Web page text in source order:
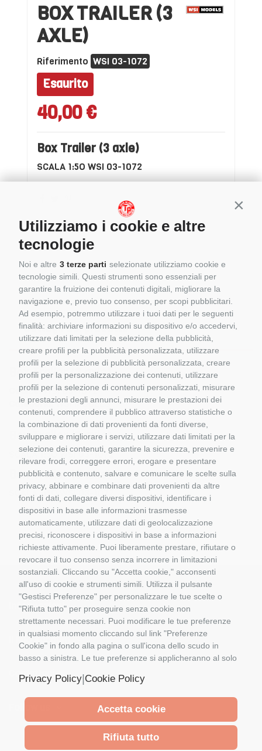
Utilizziamo i cookie e altre
tecnologie
Noi e altre 3 terze parti selezionate utilizziamo cookie e
tecnologie simili. Questi strumenti sono essenziali per
garantire la fruizione dei contenuti digitali, migliorare la
navigazione e, previo tuo consenso, per scopi pubblicitari.
Ad esempio, potremmo utilizzare i tuoi dati per le seguenti
finalità: archiviare informazioni su dispositivo e/o accedervi,
utilizzare dati limitati per la selezione della pubblicità,
creare profili per la pubblicità personalizzata, utilizzare
profili per la selezione di pubblicità personalizzata, creare
profili per la personalizzazione dei contenuti, utilizzare
profili per la selezione di contenuti personalizzati, misurare
le prestazioni degli annunci, misurare le prestazioni dei
contenuti, comprendere il pubblico attraverso statistiche o
la combinazione di dati provenienti da fonti diverse,
sviluppare e migliorare i servizi, utilizzare dati limitati per la
selezione dei contenuti, garantire la sicurezza, prevenire e
rilevare frodi, correggere errori, erogare e presentare
pubblicità e contenuto, salvare e comunicare le scelte sulla
privacy, abbinare e combinare dati provenienti da altre
fonti di dati, collegare diversi dispositivi, identificare i
dispositivi in base alle informazioni trasmesse
automaticamente, utilizzare dati di geolocalizzazione
precisi, riconoscere i dispositivi in base a informazioni
richieste attivamente. Puoi liberamente prestare, rifiutare o
revocare il tuo consenso senza incorrere in limitazioni
sostanziali. Cliccando su "Accetta cookie," acconsenti
all'uso di cookie e strumenti simili. Utilizza il pulsante
"Gestisci Preferenze" per personalizzare le tue scelte o
"Rifiuta tutto" per proseguire senza cookie non
strettamente necessari. Puoi modificare le tue preferenze
in qualsiasi momento cliccando sul link "Preferenze
Cookie" in fondo alla pagina o sull'icona dello scudo in
basso a sinistra. Le tue preferenze si applicheranno al solo
Privacy Policy Cookie Policy
Accetta cookie
Rifiuta tutto
BOX TRAILER (3
AXLE)
Riferimento WSI 03-1072
Esaurito
40,00 €
Box Trailer (3 axle)
SCALA 1:5O WSI 03-1072
Dettagli del prodotto
Box Trailer (3 axle)
Codice: WSI 03-1072
Categoria:WSI MODELS
Box Trailer (3 axle)
SCALA 1:5O WSI 03-1072
Box Trailer (3 axle)
SCALA 1:5O WSI 03-1072
Informazioni
Il Mio Account
Contattaci